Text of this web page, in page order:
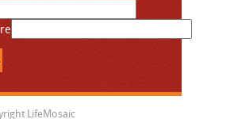
LifeMosaic